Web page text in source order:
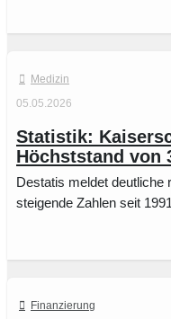
Medizin
05.05.2026
Statistik:
Höchststand von
Destatis meldet deutliche
steigende Zahlen seit 1991
Finanzierung